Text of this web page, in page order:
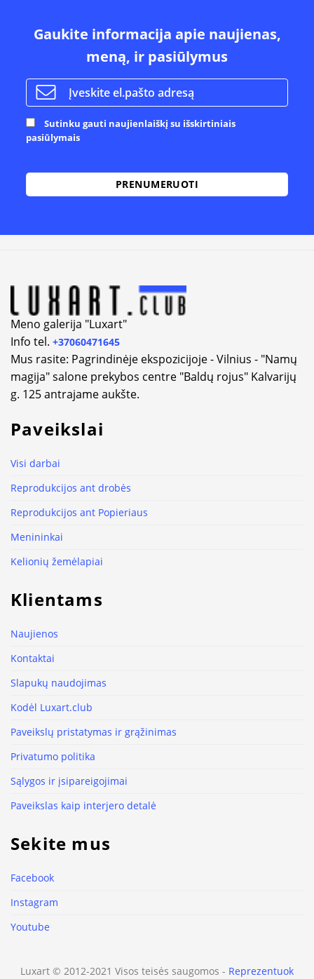
Gaukite informacija apie naujienas,
meną, ir pasiūlymus
Sutinku gauti naujienlaiškį su išskirtiniais
pasiūlymais
Meno galerija "Luxart"
Info tel. +37060471645
Mus rasite: Pagrindinėje ekspozicijoje - Vilnius - "Namų
magija" salone prekybos centre "Baldų rojus" Kalvarijų
g. 125 antrajame aukšte.
Paveikslai
Visi darbai
Reprodukcijos ant drobės
Reprodukcijos ant Popieriaus
Menininkai
Kelionių žemėlapiai
Klientams
Naujienos
Kontaktai
Slapukų naudojimas
Kodėl Luxart.club
Paveikslų pristatymas ir grąžinimas
Privatumo politika
Sąlygos ir įsipareigojimai
Paveikslas kaip interjero detalė
Sekite mus
Facebook
Instagram
Youtube
Luxart © 2012-2021 Visos teisės saugomos - Reprezentuok